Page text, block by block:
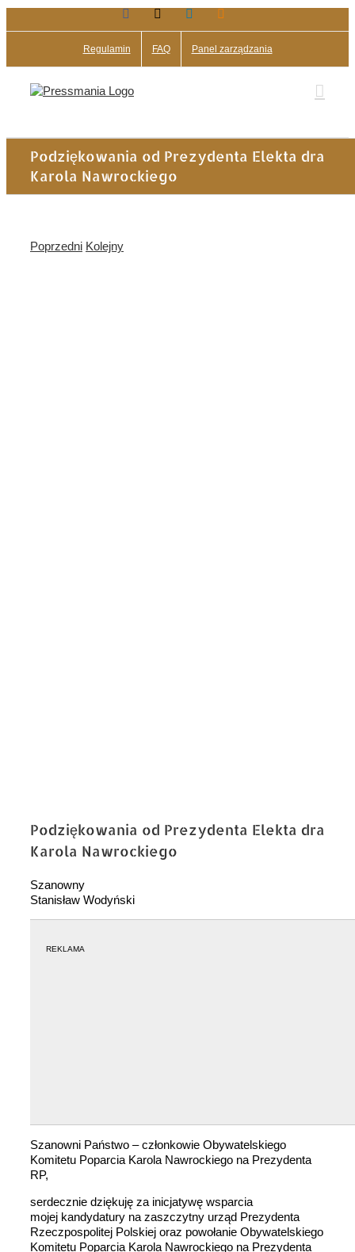
do
Facebook LinkedIn
Regulamin FAQ Panel zarządzania
Podziękowania od Prezydenta Elekta dra
Karola Nawrockiego
Poprzedni Kolejny
Podziękowania od Prezydenta Elekta dra
Karola Nawrockiego
Szanowny
Stanisław Wodyński
REKLAMA
Szanowni Państwo – członkowie Obywatelskiego
Komitetu Poparcia Karola Nawrockiego na Prezydenta
RP,
serdecznie dziękuję za inicjatywę wsparcia
mojej kandydatury na zaszczytny urząd Prezydenta
Rzeczpospolitej Polskiej oraz powołanie Obywatelskiego
Komitetu Poparcia Karola Nawrockiego na Prezydenta